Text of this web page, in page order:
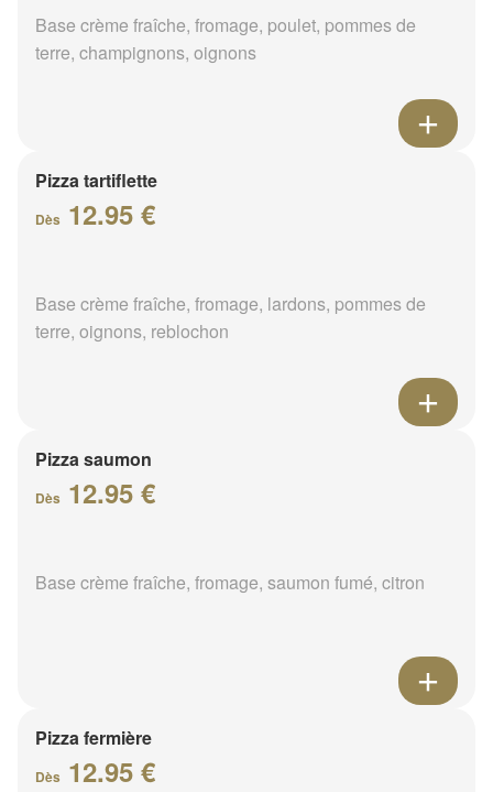
Base crème fraîche, fromage, poulet, pommes de
terre, champignons, oignons
Pizza tartiflette
Dès 12.95 €
Base crème fraîche, fromage, lardons, pommes de
terre, oignons, reblochon
Pizza saumon
Dès 12.95 €
Base crème fraîche, fromage, saumon fumé, citron
Pizza fermière
Dès 12.95 €